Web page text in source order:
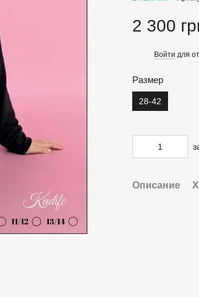
2 300
Войти для
Размер
28-42
Описание